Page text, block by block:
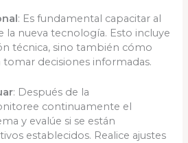
: Es fundamental capacitar al
la nueva tecnología. Esto incluye
técnica, sino también cómo
tomar decisiones informadas.
: Después de la
continuamente el
y evalúe si se están
establecidos. Realice ajustes